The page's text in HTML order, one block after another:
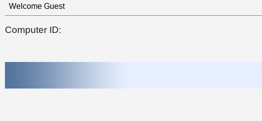
Welcome Guest
Computer ID: